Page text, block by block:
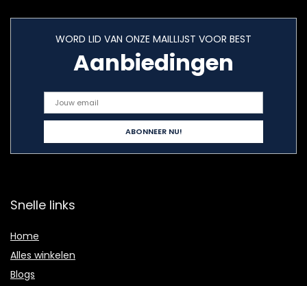
WORD LID VAN ONZE MAILLIJST VOOR BEST
Aanbiedingen
Snelle links
Home
Alles winkelen
Blogs